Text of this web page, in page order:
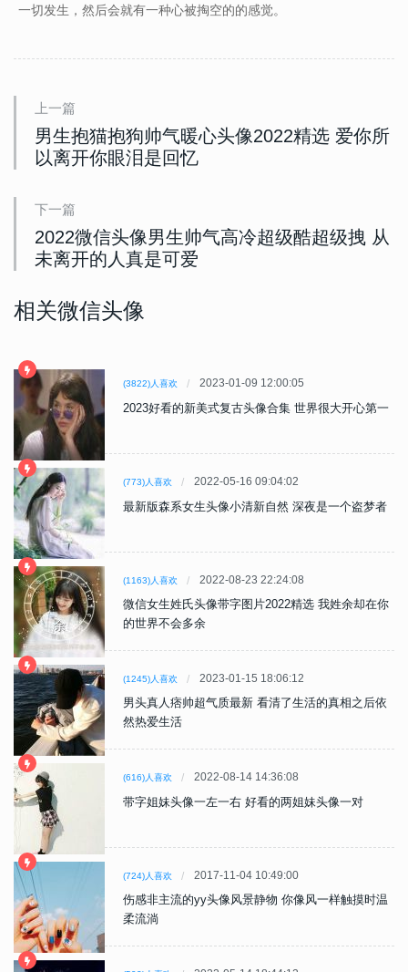
一切发生，然后会就有一种心被掏空的的感觉。
上一篇
男生抱猫抱狗帅气暖心头像2022精选 爱你所
以离开你眼泪是回忆
下一篇
2022微信头像男生帅气高冷超级酷超级拽 从
未离开的人真是可爱
相关微信头像
(3822)人喜欢 2023-01-09 12:00:05
2023好看的新美式复古头像合集 世界很大开心第一
(773)人喜欢 2022-05-16 09:04:02
最新版森系女生头像小清新自然 深夜是一个盗梦者
(1163)人喜欢 2022-08-23 22:24:08
微信女生姓氏头像带字图片2022精选 我姓余却在你
的世界不会多余
(1245)人喜欢 2023-01-15 18:06:12
男头真人痞帅超气质最新 看清了生活的真相之后依
然热爱生活
(616)人喜欢 2022-08-14 14:36:08
带字姐妹头像一左一右 好看的两姐妹头像一对
(724)人喜欢 2017-11-04 10:49:00
伤感非主流的yy头像风景静物 你像风一样触摸时温
柔流淌